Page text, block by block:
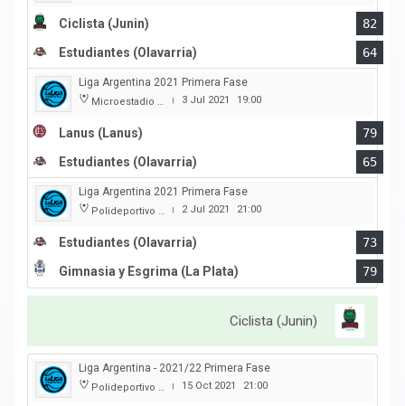
Ciclista (Junin)
82
Estudiantes (Olavarria)
64
Liga Argentina 2021 Primera Fase
Microestadio Antonio Rotili | 3 Jul 2021 19:00
Lanus (Lanus)
79
Estudiantes (Olavarria)
65
Liga Argentina 2021 Primera Fase
Polideportivo Victor Nethol | 2 Jul 2021 21:00
Estudiantes (Olavarria)
73
Gimnasia y Esgrima (La Plata)
79
Ciclista (Junin)
Liga Argentina - 2021/22 Primera Fase
Polideportivo Islas Malvinas | 15 Oct 2021 21:00